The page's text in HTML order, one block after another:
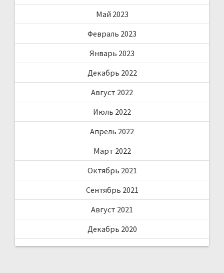
Май 2023
Февраль 2023
Январь 2023
Декабрь 2022
Август 2022
Июль 2022
Апрель 2022
Март 2022
Октябрь 2021
Сентябрь 2021
Август 2021
Декабрь 2020